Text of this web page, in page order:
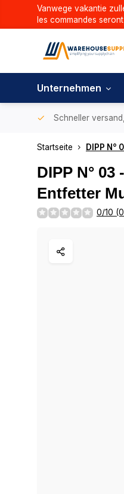
Vanwege vakantie
les commandes
Unternehmen
Schneller
Startseite DIPP
DIPP N°
Entfetter
0/10